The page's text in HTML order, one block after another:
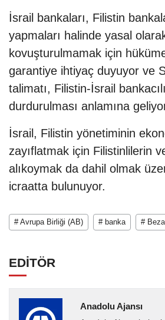
İsrail bankaları, Filistin
yapmaları halinde yasal
kovuşturulmamak için
garantiye ihtiyaç duyuyor ve
talimatı, Filistin-İsrail
durdurulması anlamına
İsrail, Filistin yönetiminin
zayıflatmak için Filistinlilerin
alıkoymak da dahil olmak
icraatta bulunuyor.
# Avrupa Birliği (AB) # banka #
EDİTÖR
Anadolu Ajansı